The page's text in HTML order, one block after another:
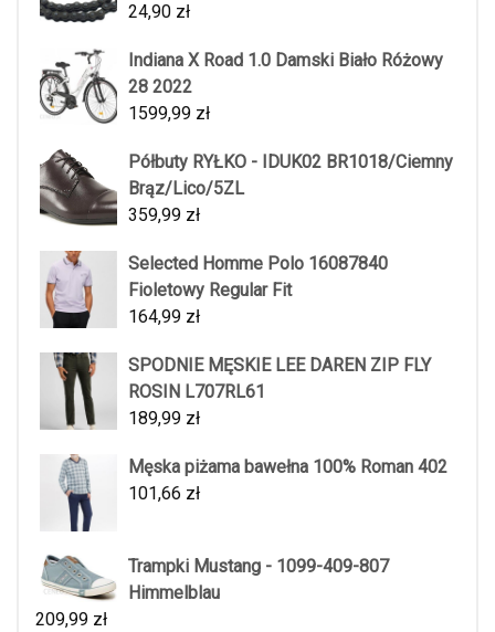
24,90 zł
Indiana X Road 1.0 Damski Biało Różowy
28 2022
1599,99 zł
Półbuty RYŁKO - IDUK02 BR1018/Ciemny
Brąz/Lico/5ZL
359,99 zł
Selected Homme Polo 16087840
Fioletowy Regular Fit
164,99 zł
SPODNIE MĘSKIE LEE DAREN ZIP FLY
ROSIN L707RL61
189,99 zł
Męska piżama bawełna 100% Roman 402
101,66 zł
Trampki Mustang - 1099-409-807
Himmelblau
209,99 zł